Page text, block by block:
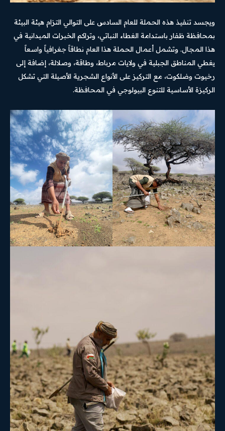
ويجسد تنفيذ هذه الحملة للعام السادس على التوالي التزام هيئة البيئة
بمحافظة ظفار باستدامة الغطاء النباتي، وتراكم الخبرات الميدانية في
هذا المجال. وتشمل أعمال الحملة هذا العام نطاقاً جغرافياً واسعاً
يغطي المناطق الجبلية في ولايات مرباط، وطاقة، وصلالة، إضافة إلى
رخيوت وضلكوت، مع التركيز على الأنواع الشجرية الأصيلة التي تشكل
الركيزة الأساسية للتنوع البيولوجي في المحافظة.